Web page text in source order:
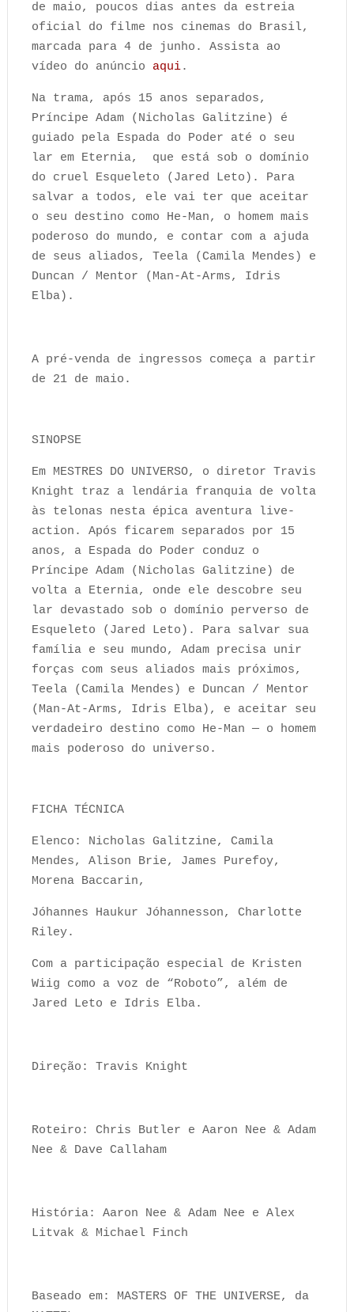
de maio, poucos dias antes da estreia
oficial do filme nos cinemas do Brasil,
marcada para 4 de junho. Assista ao
vídeo do anúncio aqui.
Na trama, após 15 anos separados,
Príncipe Adam (Nicholas Galitzine) é
guiado pela Espada do Poder até o seu
lar em Eternia, que está sob o domínio
do cruel Esqueleto (Jared Leto). Para
salvar a todos, ele vai ter que aceitar
o seu destino como He-Man, o homem mais
poderoso do mundo, e contar com a ajuda
de seus aliados, Teela (Camila Mendes) e
Duncan / Mentor (Man-At-Arms, Idris
Elba).
A pré-venda de ingressos começa a partir
de 21 de maio.
SINOPSE
Em MESTRES DO UNIVERSO, o diretor Travis
Knight traz a lendária franquia de volta
às telonas nesta épica aventura live-
action. Após ficarem separados por 15
anos, a Espada do Poder conduz o
Príncipe Adam (Nicholas Galitzine) de
volta a Eternia, onde ele descobre seu
lar devastado sob o domínio perverso de
Esqueleto (Jared Leto). Para salvar sua
família e seu mundo, Adam precisa unir
forças com seus aliados mais próximos,
Teela (Camila Mendes) e Duncan / Mentor
(Man-At-Arms, Idris Elba), e aceitar seu
verdadeiro destino como He-Man — o homem
mais poderoso do universo.
FICHA TÉCNICA
Elenco: Nicholas Galitzine, Camila
Mendes, Alison Brie, James Purefoy,
Morena Baccarin,
Jóhannes Haukur Jóhannesson, Charlotte
Riley.
Com a participação especial de Kristen
Wiig como a voz de “Roboto”, além de
Jared Leto e Idris Elba.
Direção: Travis Knight
Roteiro: Chris Butler e Aaron Nee & Adam
Nee & Dave Callaham
História: Aaron Nee & Adam Nee e Alex
Litvak & Michael Finch
Baseado em: MASTERS OF THE UNIVERSE, da